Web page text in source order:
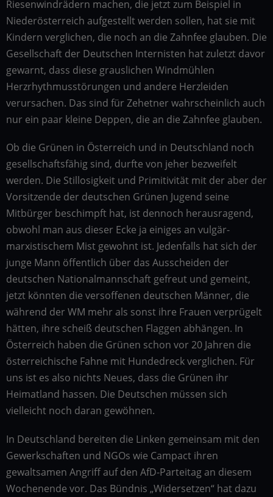
Riesenwindrädern machen, die jetzt zum Beispiel in
Niederösterreich aufgestellt werden sollen, hat sie mit
Kindern verglichen, die noch an die Zahnfee glauben. Die
Gesellschaft der Deutschen Internisten hat zuletzt davor
gewarnt, dass diese grauslichen Windmühlen
Herzrhythmusstörungen und andere Herzleiden
verursachen. Das sind für Zehetner wahrscheinlich auch
nur ein paar kleine Deppen, die an die Zahnfee glauben.
Ob die Grünen in Österreich und in Deutschland noch
gesellschaftsfähig sind, durfte von jeher bezweifelt
werden. Die Stillosigkeit und Primitivität mit der aber der
Vorsitzende der deutschen Grünen Jugend seine
Mitbürger beschimpft hat, ist dennoch herausragend,
obwohl man aus dieser Ecke ja einiges an vulgär-
marxistischem Mist gewohnt ist. Jedenfalls hat sich der
junge Mann öffentlich über das Ausscheiden der
deutschen Nationalmannschaft gefreut und gemeint,
jetzt könnten die versoffenen deutschen Männer, die
während der WM mehr als sonst ihre Frauen verprügelt
hätten, ihre scheiß deutschen Flaggen abhängen. In
Österreich haben die Grünen schon vor 20 Jahren die
österreichische Fahne mit Hundedreck verglichen. Für
uns ist es also nichts Neues, dass die Grünen ihr
Heimatland hassen. Die Deutschen müssen sich
vielleicht noch daran gewöhnen.
In Deutschland bereiten die Linken gemeinsam mit den
Gewerkschaften und NGOs wie Campact ihren
gewaltsamen Angriff auf den AfD-Parteitag an diesem
Wochenende vor. Das Bündnis „Widersetzen“ hat dazu